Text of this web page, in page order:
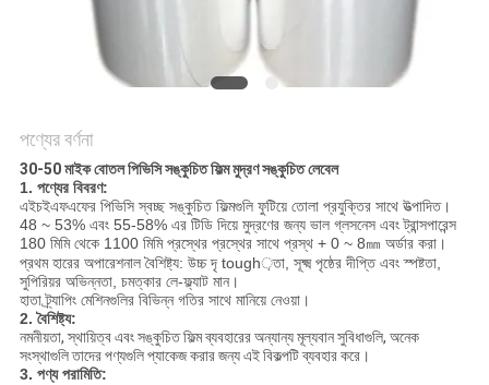
গোপনীয়তা
পণ্যের বর্ণনা
30-50 মাইক বোতল পিভিসি সঙ্কুচিত ফিল্ম মুদ্রণ সঙ্কুচিত লেবেল
1. পণ্যের বিবরণ:
এইচইএফএফের পিভিসি স্বচ্ছ সঙ্কুচিত ফিল্মগুলি ফুটিয়ে তোলা প্রযুক্তির সাথে উত্পাদিত।
48 ~ 53% এবং 55-58% এর টিডি দিয়ে মুদ্রণের জন্য ভাল গ্লসনেস এবং ট্রান্সপারেন্স
180 মিমি থেকে 1100 মিমি প্রস্থের প্রস্থের সাথে প্রস্থ + 0 ~ 8㎜ অর্ডার করা।
প্রথম হারের অপারেশনাল বৈশিষ্ট্য: উচ্চ দৃ tough়তা, সূক্ষ্ম পৃষ্ঠের দীপ্তি এবং স্পষ্টতা,
সুপিরিয়র অভিন্নতা, চমত্কার লে-ফ্ল্যাট মান।
হাতা ট্র্যাপিং মেশিনগুলির বিভিন্ন গতির সাথে মানিয়ে নেওয়া।
2. বৈশিষ্ট্য:
নমনীয়তা, স্থায়িত্ব এবং সঙ্কুচিত ফিল্ম ব্যবহারের অন্যান্য মূল্যবান সুবিধাগুলি, অনেক
সংস্থাগুলি তাদের পণ্যগুলি প্যাকেজ করার জন্য এই বিকল্পটি ব্যবহার করে।
3. পণ্য পরামিতি: